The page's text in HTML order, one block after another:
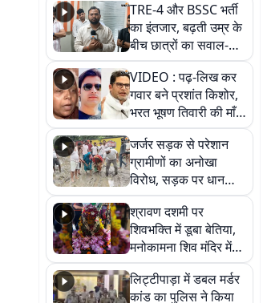
TRE-4 और BSSC भर्ती
का इंतजार, बढ़ती उम्र के
बीच छात्रों का सवाल-
आखिर कब आएगी बहाली?
देखें वीडियो
VIDEO : पढ़-लिख कर
गवार बने प्रशांत किशोर,
भरत भूषण तिवारी की माँ ने
कहा नहीं थी उम्मीद, बेटा
था तो किसी को बोलने की
नहीं थी हिम्मत
जर्जर सड़क से परेशान
ग्रामीणों का अनोखा
विरोध, सड़क पर धान
रोपकर और खाद डालकर
जताया आक्रोश
श्रावण दशमी पर
शिवभक्ति में डूबा बेतिया,
मनोकामना शिव मंदिर में
हुआ भव्य श्रृंगार
लिट्टीपाड़ा में डबल मर्डर
कांड का पुलिस ने किया